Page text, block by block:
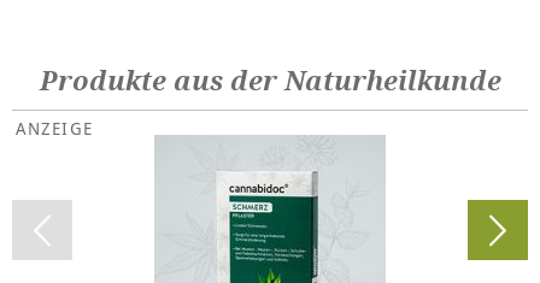
Produkte aus der Naturheilkunde